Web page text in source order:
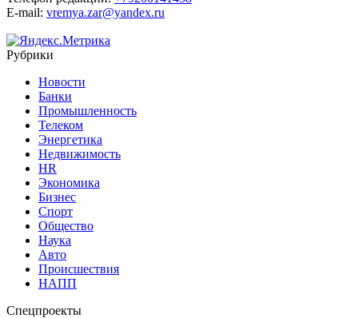
E-mail: vremya.zar@yandex.ru
Рубрики
Новости
Банки
Промышленность
Телеком
Энергетика
Недвижимость
HR
Экономика
Бизнес
Спорт
Общество
Наука
Авто
Происшествия
НАПП
Спецпроекты